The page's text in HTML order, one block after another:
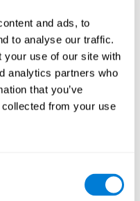
and ads, to
to analyse our traffic.
your use of our site with
analytics partners who
that you’ve
from your use
ses différentes
"Robo
mes capacités
un modèle
et entraîner ce schéma
de nouvelles synapses et
constante de ces